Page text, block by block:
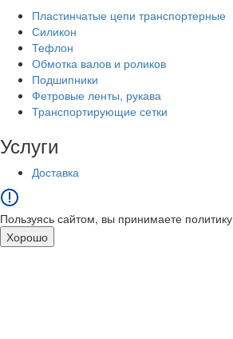
Пластинчатые цепи транспортерные
Силикон
Тефлон
Обмотка валов и роликов
Подшипники
Фетровые ленты, рукава
Транспортирующие сетки
Услуги
Доставка
Пользуясь сайтом, вы принимаете политику
Хорошо